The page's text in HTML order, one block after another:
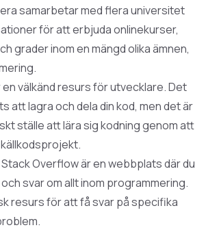
samarbetar med flera universitet
för att erbjuda onlinekurser,
grader inom en mängd olika ämnen,
en välkänd resurs för utvecklare. Det
att lagra och dela din kod, men det är
ställe att lära sig kodning genom att
Stack Overflow är en webbplats där du
svar om allt inom programmering.
resurs för att få svar på specifika